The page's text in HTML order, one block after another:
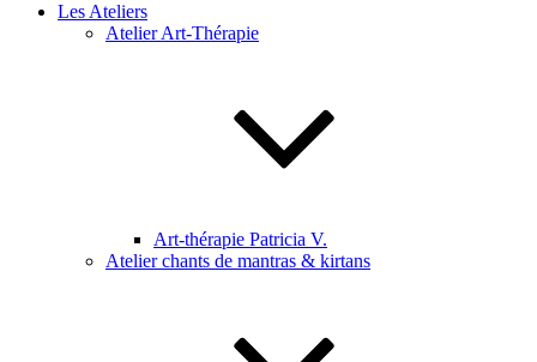
Les Ateliers
Atelier Art-Thérapie
Art-thérapie Patricia V.
Atelier chants de mantras & kirtans